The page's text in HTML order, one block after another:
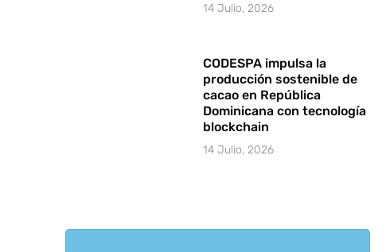
14 Julio, 2026
CODESPA impulsa la
producción sostenible de
cacao en República
Dominicana con tecnología
blockchain
14 Julio, 2026